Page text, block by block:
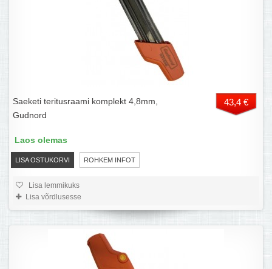
Saeketi teritusraami komplekt 4,8mm,
Gudnord
43,4 €
LISA OSTUKORVI ROHKEM INFOT
Laos olemas
Lisa lemmikuks
Lisa võrdlusesse